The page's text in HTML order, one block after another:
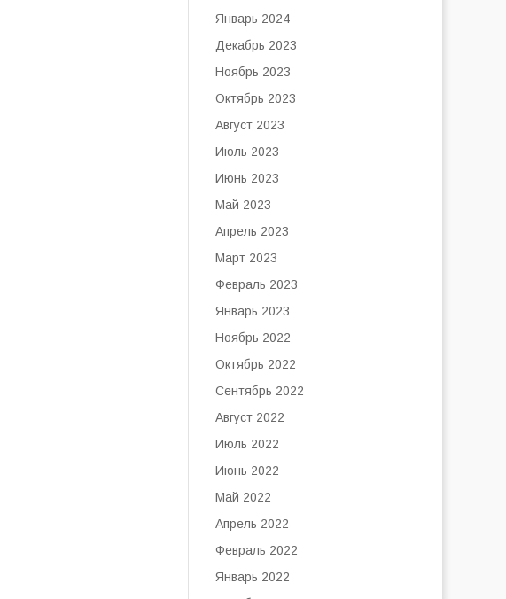
Январь 2024
Декабрь 2023
Ноябрь 2023
Октябрь 2023
Август 2023
Июль 2023
Июнь 2023
Май 2023
Апрель 2023
Март 2023
Февраль 2023
Январь 2023
Ноябрь 2022
Октябрь 2022
Сентябрь 2022
Август 2022
Июль 2022
Июнь 2022
Май 2022
Апрель 2022
Февраль 2022
Январь 2022